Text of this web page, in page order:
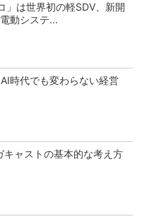
」は世界初の軽SDV、新開
動システ...
時代でも変わらない経営
キャストの基本的な考え方